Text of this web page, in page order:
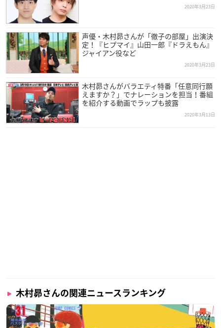
2020年3月23日
声優・木村昴さんが「徹子の部屋」出演決
定！『ヒプマイ』山田一郎『ドラえもん』
ジャイアン役など
2020年3月23日
木村昴さんがバラエティ特番「任意同行願
えますか？」でナレーションを担当！番組
を紹介する動画でラップも披露
2020年3月13日
木村昴さんの関連ニュースランキング